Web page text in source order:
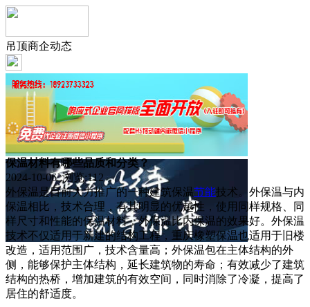
吊顶商企动态
保温材料有哪些品质和分类？
2024-10-06 浏览:112
外保温是目前大力推广的一种建筑保温节能技术。外保温与内
保温相比，技术合理，有其明显的优越性，使用同样规格、同
样尺寸和性能的保温材料，外保温比内保温的效果好。外保温
技术不仅适用于新建的结构工程，重庆橡塑保温也适用于旧楼
改造，适用范围广，技术含量高；外保温包在主体结构的外
侧，能够保护主体结构，延长建筑物的寿命；有效减少了建筑
结构的热桥，增加建筑的有效空间，同时消除了冷凝，提高了
居住的舒适度。